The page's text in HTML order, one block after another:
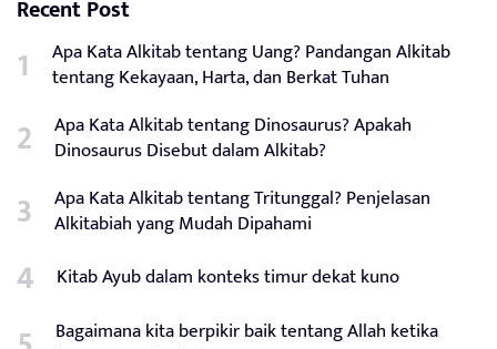
Recent Post
Apa Kata Alkitab tentang Uang? Pandangan Alkitab
tentang Kekayaan, Harta, dan Berkat Tuhan
Apa Kata Alkitab tentang Dinosaurus? Apakah
Dinosaurus Disebut dalam Alkitab?
Apa Kata Alkitab tentang Tritunggal? Penjelasan
Alkitabiah yang Mudah Dipahami
Kitab Ayub dalam konteks timur dekat kuno
Bagaimana kita berpikir baik tentang Allah ketika